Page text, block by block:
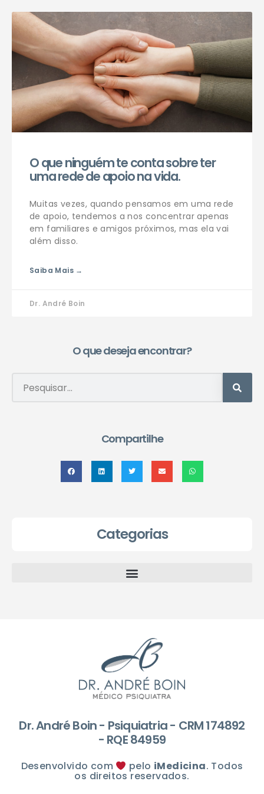
Agendar consulta
O que ninguém te conta sobre ter
uma rede de apoio na vida.
Muitas vezes, quando pensamos em uma rede
de apoio, tendemos a nos concentrar apenas
em familiares e amigos próximos, mas ela vai
além disso.
Saiba Mais →
Dr. André Boin
O que deseja encontrar?
Compartilhe
Categorias
Dr. André Boin - Psiquiatria - CRM 174892
- RQE 84959
Desenvolvido com pelo iMedicina. Todos
os direitos reservados.